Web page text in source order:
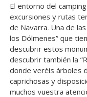
El entorno del
excursiones y rutas
de Navarra. Una de
los Dólmenes” que
descubrir estos
descubrir también la
donde veréis árboles
caprichosas y
muchos vuestra